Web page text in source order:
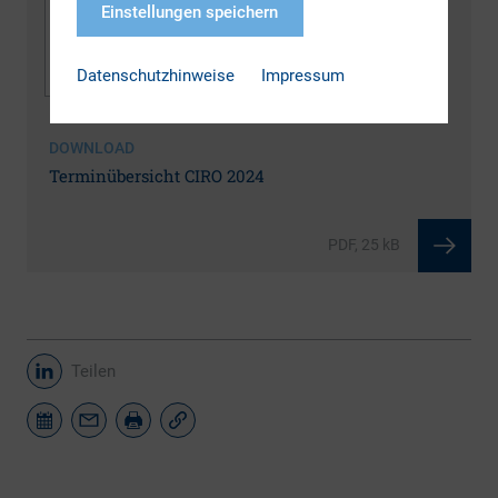
DOWNLOAD
Terminübersicht CIRO 2024
PDF, 25 kB
Teilen
Einstellungen speichern
Datenschutzhinweise Impressum